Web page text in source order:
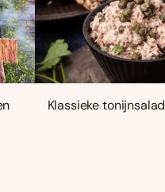
Klassieke